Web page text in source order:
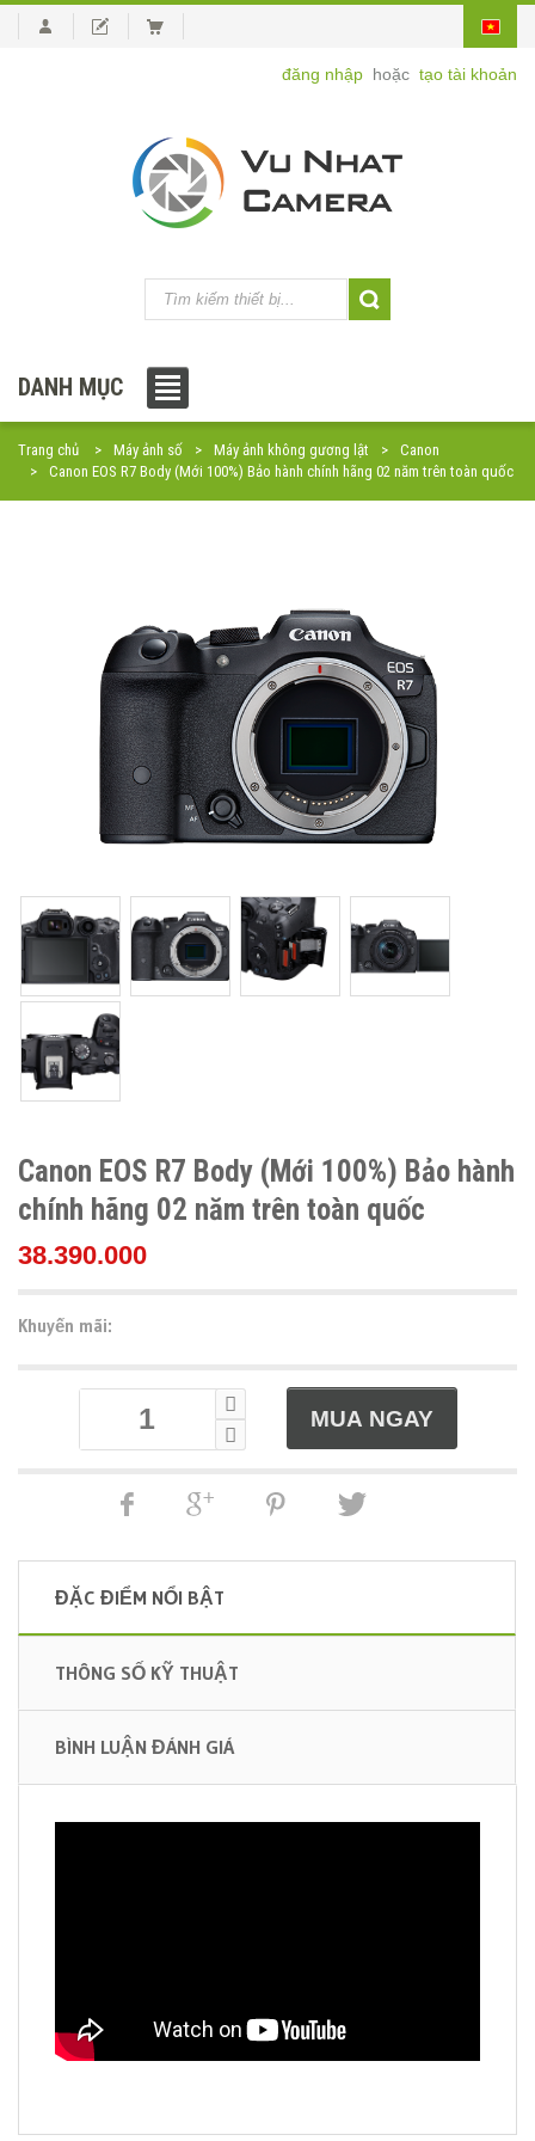
đăng nhập hoặc tạo tài khoản
DANH MỤC
Trang chủ Máy ảnh số Máy ảnh không gương lật
Canon
Canon EOS R7 Body (Mới 100%) Bảo hành chính hãng 02 năm trên toàn quốc
Canon EOS R7 Body (Mới 100%) Bảo hành
chính hãng 02 năm trên toàn quốc
38.390.000
Khuyến mãi:
ĐẶC ĐIỂM NỔI BẬT
THÔNG SỐ KỸ THUẬT
BÌNH LUẬN ĐÁNH GIÁ